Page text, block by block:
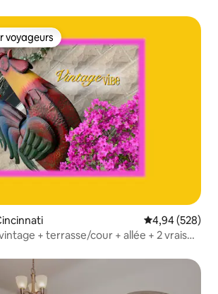
les plus appréciés
voyageurs
Évaluation
4,94 (528)
+ terrasse/cour + allée + 2 vrais